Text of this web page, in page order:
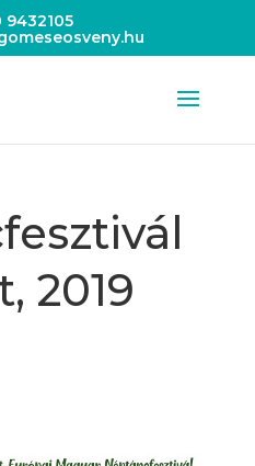
9432105
2019